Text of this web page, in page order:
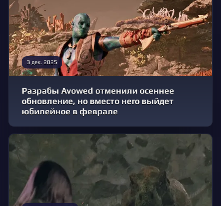
3 дек. 2025
Разрабы Avowed отменили осеннее
обновление, но вместо него выйдет
юбилейное в феврале